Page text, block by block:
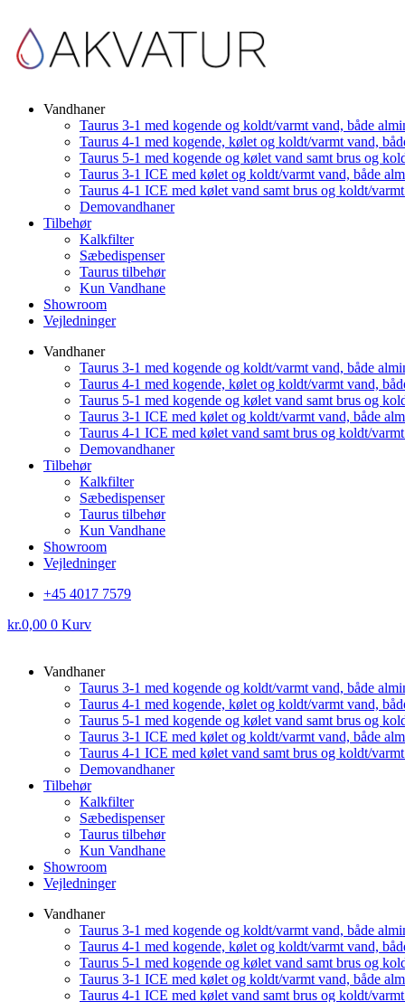
Vandhaner
Taurus 3-1 med kogende og koldt/varmt vand, både
Taurus 4-1 med kogende, kølet og koldt/varmt vand,
Taurus 5-1 med kogende og kølet vand samt brus og
Taurus 3-1 ICE med kølet og koldt/varmt vand, både
Taurus 4-1 ICE med kølet vand samt brus og koldt/
Demovandhaner
Tilbehør
Kalkfilter
Sæbedispenser
Taurus tilbehør
Kun Vandhane
Showroom
Vejledninger
Vandhaner
Taurus 3-1 med kogende og koldt/varmt vand, både
Taurus 4-1 med kogende, kølet og koldt/varmt vand,
Taurus 5-1 med kogende og kølet vand samt brus og
Taurus 3-1 ICE med kølet og koldt/varmt vand, både
Taurus 4-1 ICE med kølet vand samt brus og koldt/
Demovandhaner
Tilbehør
Kalkfilter
Sæbedispenser
Taurus tilbehør
Kun Vandhane
Showroom
Vejledninger
+45 4017 7579
kr.0,00 0 Kurv
Vandhaner
Taurus 3-1 med kogende og koldt/varmt vand, både
Taurus 4-1 med kogende, kølet og koldt/varmt vand,
Taurus 5-1 med kogende og kølet vand samt brus og
Taurus 3-1 ICE med kølet og koldt/varmt vand, både
Taurus 4-1 ICE med kølet vand samt brus og koldt/
Demovandhaner
Tilbehør
Kalkfilter
Sæbedispenser
Taurus tilbehør
Kun Vandhane
Showroom
Vejledninger
Vandhaner
Taurus 3-1 med kogende og koldt/varmt vand, både
Taurus 4-1 med kogende, kølet og koldt/varmt vand,
Taurus 5-1 med kogende og kølet vand samt brus og
Taurus 3-1 ICE med kølet og koldt/varmt vand, både
Taurus 4-1 ICE med kølet vand samt brus og koldt/